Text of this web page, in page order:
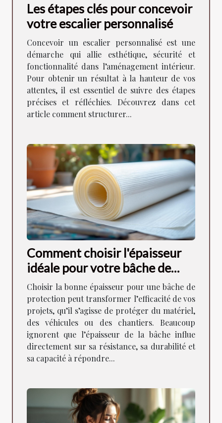
Les étapes clés pour concevoir
votre escalier personnalisé
Concevoir un escalier personnalisé est une
démarche qui allie esthétique, sécurité et
fonctionnalité dans l’aménagement intérieur.
Pour obtenir un résultat à la hauteur de vos
attentes, il est essentiel de suivre des étapes
précises et réfléchies. Découvrez dans cet
article comment structurer...
Comment choisir l'épaisseur
idéale pour votre bâche de
protection ?
Choisir la bonne épaisseur pour une bâche de
protection peut transformer l’efficacité de vos
projets, qu’il s’agisse de protéger du matériel,
des véhicules ou des chantiers. Beaucoup
ignorent que l’épaisseur de la bâche influe
directement sur sa résistance, sa durabilité et
sa capacité à répondre...